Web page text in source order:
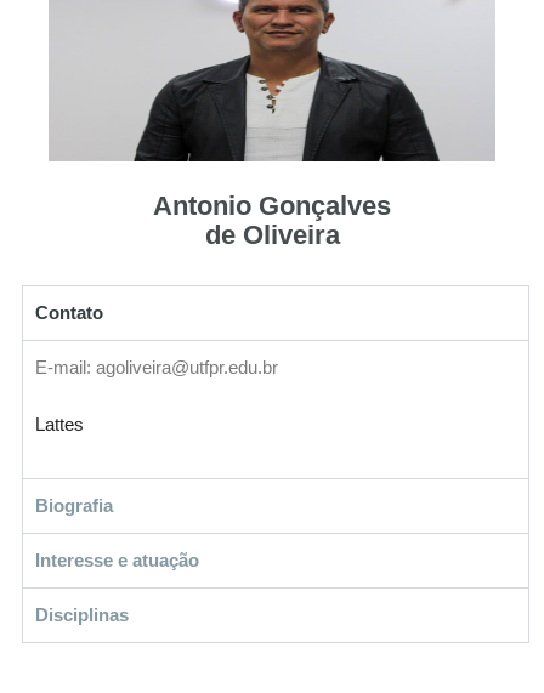
Antonio Gonçalves
de Oliveira
Contato
E-mail: agoliveira@utfpr.edu.br
Lattes
Biografia
Interesse e atuação
Disciplinas